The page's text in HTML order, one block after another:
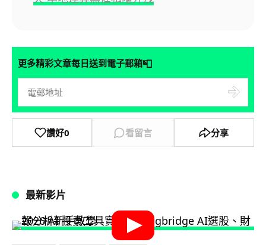
更多精彩文章每日送到電子郵箱📮
讚好0 看留言 分享
最新影片